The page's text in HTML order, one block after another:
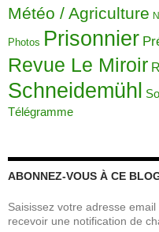
Météo / Agriculture
Photos Prisonnier
Revue Le Miroir
Schneidemühl
Télégramme
ABONNEZ-VOUS À CE
Saisissez votre adresse
recevoir une notification de